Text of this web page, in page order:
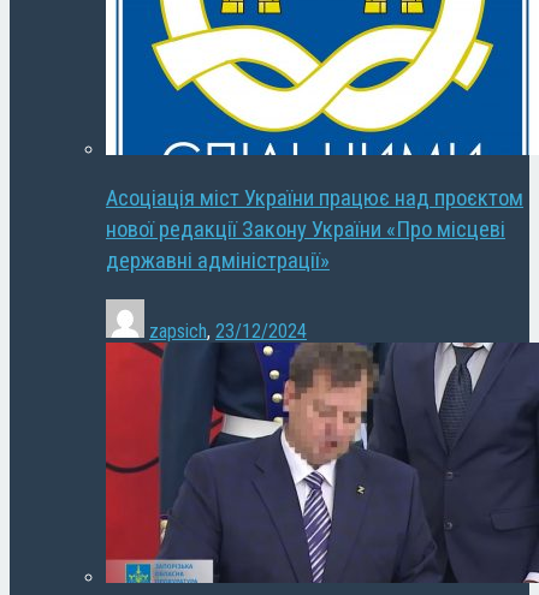
Асоціація міст України працює над проєктом
нової редакції Закону України «Про місцеві
державні адміністрації»
zapsich, 23/12/2024